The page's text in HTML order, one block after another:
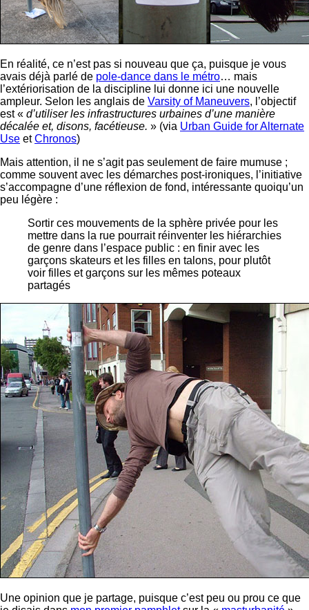
En réalité, ce n’est pas si nouveau que ça, puisque je vous
avais déjà parlé de pole-dance dans le métro… mais
l’extériorisation de la discipline lui donne ici une nouvelle
ampleur. Selon les anglais de Varsity of Maneuvers, l’objectif
est « d’utiliser les infrastructures urbaines d’une manière
décalée et, disons, facétieuse. » (via Urban Guide for Alternate
Use etChronos)
Mais attention, il ne s’agit pas seulement de faire mumuse ;
comme souvent avec les démarches post-ironiques, l’initiative
s’accompagne d’une réflexion de fond, intéressante quoiqu’un
peu légère :
Sortir ces mouvements de la sphère privée pour les
mettre dans la rue pourrait réinventer les hiérarchies
de genre dans l’espace public : en finir avec les
garçons skateurs et les filles en talons, pour plutôt
voir filles et garçons sur les mêmes poteaux
partagés
Une opinion que je partage, puisque c’est peu ou prou ce que